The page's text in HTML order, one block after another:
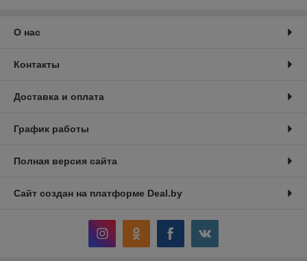
О нас
Контакты
Доставка и оплата
График работы
Полная версия сайта
Сайт создан на платформе Deal.by